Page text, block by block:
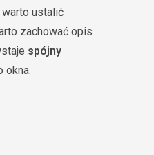
ustalić
zachować opis
spójny
okna.